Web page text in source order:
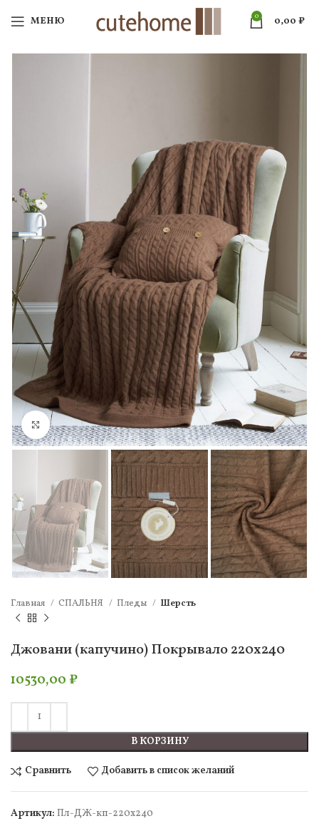
МЕНЮ 0 0,00 ₽
Нажмите, чтобы увеличить
Главная СПАЛЬНЯ Пледы Шерсть
Джовани (капучино) Покрывало 220х240
10530,00 ₽
В КОРЗИНУ
Сравнить Добавить в список желаний
Артикул: Пл-ДЖ-кп-220х240